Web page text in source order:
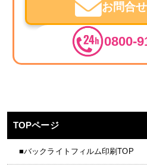
お問合
0800-
TOPページ
■バックライトフィルム印刷TOP